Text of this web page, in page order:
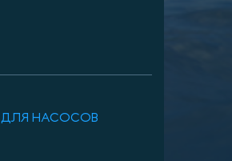
ДЛЯ НАСОСОВ